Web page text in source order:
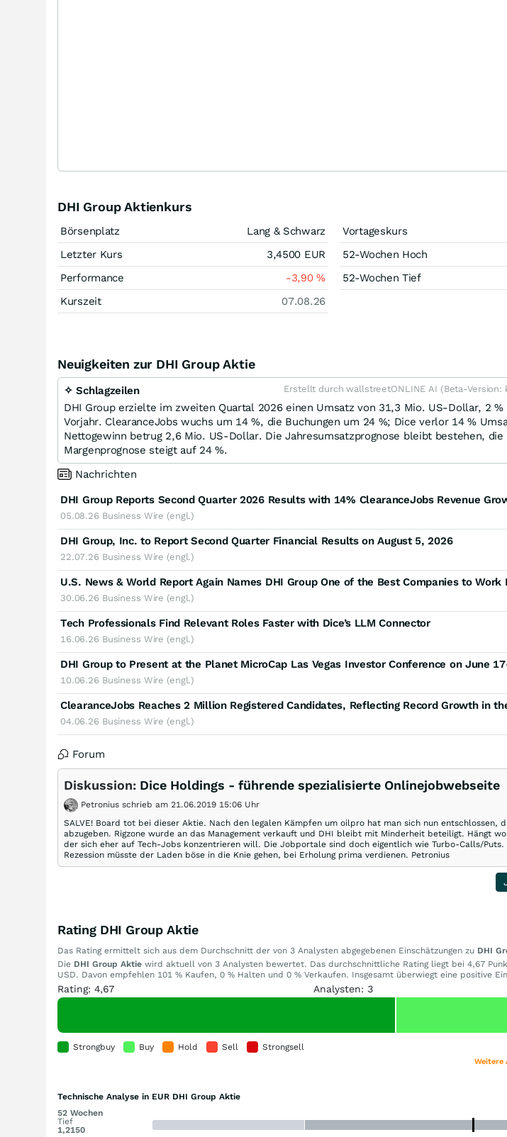
DHI Group Aktienkurs
Börsenplatz
Lang & Schwarz
Letzter Kurs
3,4500 EUR
Performance
-3,90%
Kurszeit
07.08.26
Vortageskurs
52-Wochen Hoch
52-Wochen Tief
Neuigkeiten zur DHI Group Aktie
✧ Schlagzeilen Erstellt durch wallstreetONLINE AI (Beta-Version:
DHI Group erzielte im zweiten Quartal 2026 einen Umsatz von 31,3 Mio. US-Dollar, 2
Vorjahr. ClearanceJobs wuchs um 14 %, die Buchungen um 24 %; Dice verlor 14 %
Nettogewinn betrug 2,6 Mio. US-Dollar. Die Jahresumsatzprognose bleibt bestehen, die
Margenprognose steigt auf 24 %.
Nachrichten
05.08.26 Business Wire (engl.)
DHI Group, Inc. to Report Second Quarter Financial Results on August 5, 2026
22.07.26 Business Wire (engl.)
U.S. News & World Report Again Names DHI Group One of the Best Companies to Work
30.06.26 Business Wire (engl.)
Tech Professionals Find Relevant Roles Faster with Dice’s LLM Connector
16.06.26 Business Wire (engl.)
10.06.26 Business Wire (engl.)
04.06.26 Business Wire (engl.)
Forum
Diskussion: Dice Holdings - führende spezialisierte Onlinejobwebseite
Petronius schrieb am 21.06.2019 15:06 Uhr
SALVE! Board tot bei dieser Aktie. Nach den legalen Kämpfen um oilpro hat man sich nun entschlossen,
abzugeben. Rigzone wurde an das Management verkauft und DHI bleibt mit Minderheit beteiligt. Hängt
der sich eher auf Tech-Jobs konzentrieren will. Die Jobportale sind doch eigentlich wie Turbo-Calls/Puts.
Rezession müsste der Laden böse in die Knie gehen, bei Erholung prima verdienen. Petronius
Rating DHI Group Aktie
Das Rating ermittelt sich aus dem Durchschnitt der von 3 Analysten abgegebenen Einschätzungen zu DHI
Die DHI Group Aktie wird aktuell von 3 Analysten bewertet. Das durchschnittliche Rating liegt bei 4,67
USD. Davon empfehlen 101 % Kaufen, 0 % Halten und 0 % Verkaufen. Insgesamt überwiegt eine positive
Rating: 4,67 Analysten: 3
Strongbuy Buy Hold Sell Strongsell
Weitere
Technische Analyse in EUR DHI Group Aktie
52 Wochen
Tief
1,2150